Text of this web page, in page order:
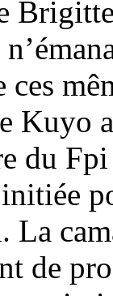
ces
Kuyo
du Fpi
La
de